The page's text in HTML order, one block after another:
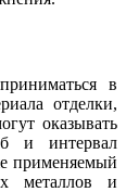
в
отделки,
оказывать
и интервал
применяемый
металлов и